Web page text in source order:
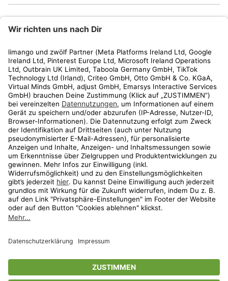
Kundenservice
Shop
Aktionen
Travel
* Streichpreise entsprechen der unverbindlichen Preisempfehlung des